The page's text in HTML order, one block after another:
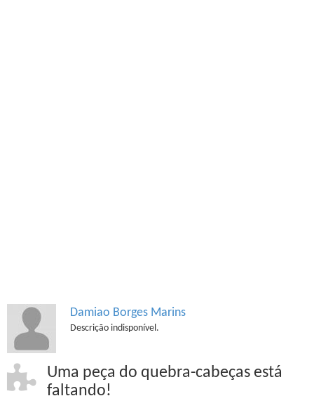
Damiao Borges Marins
Descrição indisponível.
Uma peça do quebra-cabeças está
faltando!